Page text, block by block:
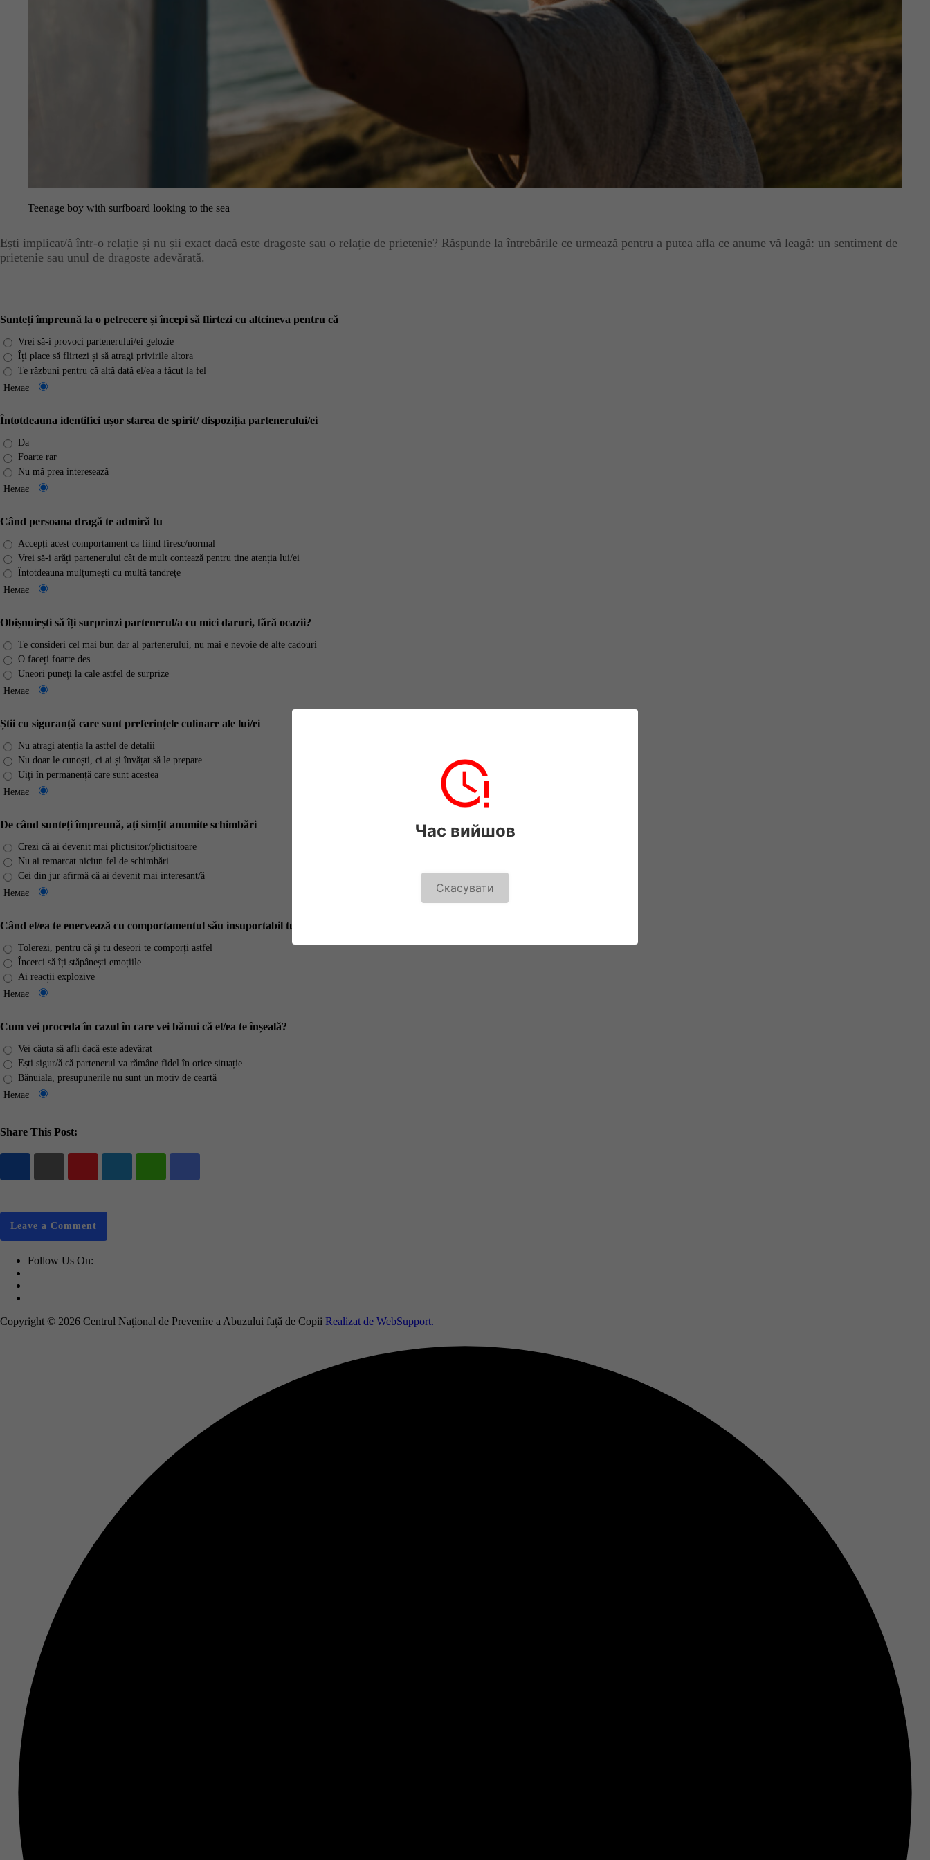
Teenage boy with surfboard looking to the sea
Ești implicat/ă într-o relație și nu șii exact dacă este dragoste sau o relație de prietenie? Răspunde la întrebările ce urmează pentru a putea afla ce anume vă leagă: un sentiment de
prietenie sau unul de dragoste adevărată.
Sunteți împreună la o petrecere și începi să flirtezi cu altcineva pentru că
Vrei să-i provoci partenerului/ei gelozie
Îți place să flirtezi și să atragi privirile altora
Te răzbuni pentru că altă dată el/ea a făcut la fel
Немає
Întotdeauna identifici ușor starea de spirit/ dispoziția partenerului/ei
Da
Foarte rar
Nu mă prea interesează
Немає
Când persoana dragă te admiră tu
Accepți acest comportament ca fiind firesc/normal
Vrei să-i arăți partenerului cât de mult contează pentru tine atenția lui/ei
Întotdeauna mulțumești cu multă tandrețe
Немає
Obișnuiești să îți surprinzi partenerul/a cu mici daruri, fără ocazii?
Te consideri cel mai bun dar al partenerului, nu mai e nevoie de alte cadouri
O faceți foarte des
Uneori puneți la cale astfel de surprize
Немає
Știi cu siguranță care sunt preferințele culinare ale lui/ei
Nu atragi atenția la astfel de detalii
Nu doar le cunoști, ci ai și învățat să le prepare
Uiți în permanență care sunt acestea
Немає
De când sunteți împreună, ați simțit anumite schimbări
Crezi că ai devenit mai plictisitor/plictisitoare
Nu ai remarcat niciun fel de schimbări
Cei din jur afirmă că ai devenit mai interesant/ă
Немає
Când el/ea te enervează cu comportamentul său insuportabil tu:
Tolerezi, pentru că și tu deseori te comporți astfel
Încerci să îți stăpânești emoțiile
Ai reacții explozive
Немає
Cum vei proceda în cazul în care vei bănui că el/ea te înșeală?
Vei căuta să afli dacă este adevărat
Ești sigur/ă că partenerul va rămâne fidel în orice situație
Bănuiala, presupunerile nu sunt un motiv de ceartă
Немає
Час вийшов
Скасувати
Share This Post:
via
Leave a Comment
Follow Us On:
Copyright © 2026 Centrul Național de Prevenire a Abuzului față de Copii Realizat de WebSupport.